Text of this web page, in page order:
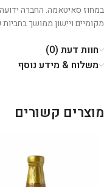
במחוז סאיטאמה. החברה
מקומיים ויישון ממושך
חוות דעת (0)
משלוח & מידע נוסף
מוצרים קשורים